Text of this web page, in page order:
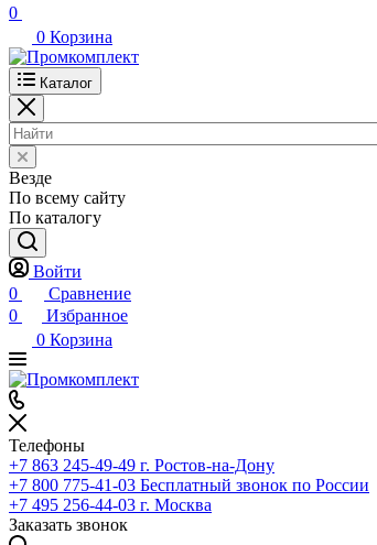
0
0 Корзина
Каталог
Везде
По всему сайту
По каталогу
Войти
0
Сравнение
0
Избранное
0 Корзина
Телефоны
+7 863 245-49-49 г. Ростов-на-Дону
+7 800 775-41-03 Бесплатный звонок по России
+7 495 256-44-03 г. Москва
Заказать звонок